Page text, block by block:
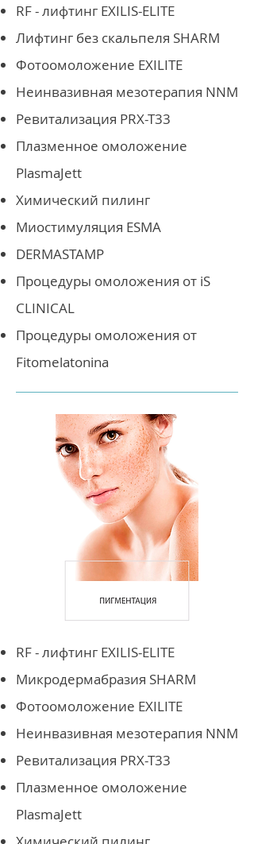
RF - лифтинг EXILIS-ELITE
Лифтинг без скальпеля SHARM
Фотоомоложение EXILITE
Неинвазивная мезотерапия NNM
Ревитализация PRX-T33
Плазменное омоложение
PlasmaJett
Химический пилинг
Миостимуляция ESMA
DERMASTAMP
Процедуры омоложения от iS
CLINICAL
Процедуры омоложения от
Fitomelatonina
RF - лифтинг EXILIS-ELITE
Микродермабразия SHARM
Фотоомоложение EXILITE
Неинвазивная мезотерапия NNM
Ревитализация PRX-T33
Плазменное омоложение
PlasmaJett